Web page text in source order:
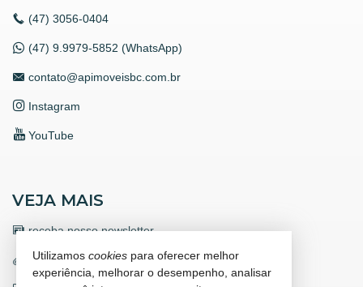
(47) 3056-0404
(47) 9.9979-5852 (WhatsApp)
contato@apimoveisbc.com.br
Instagram
YouTube
VEJA MAIS
receba nosso newsletter
trabalhe conosco
Utilizamos cookies para oferecer melhor
experiência, melhorar o desempenho, analisar